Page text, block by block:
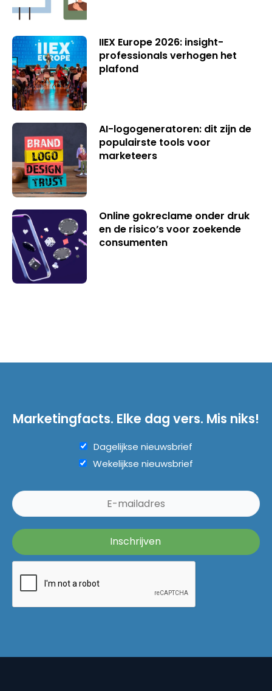
IIEX Europe 2026: insight-
professionals verhogen het
plafond
AI-logogeneratoren: dit zijn de
populairste tools voor
marketeers
Online gokreclame onder druk
en de risico’s voor zoekende
consumenten
Marketingfacts. Elke dag vers. Mis niks!
Dagelijkse nieuwsbrief
Wekelijkse nieuwsbrief